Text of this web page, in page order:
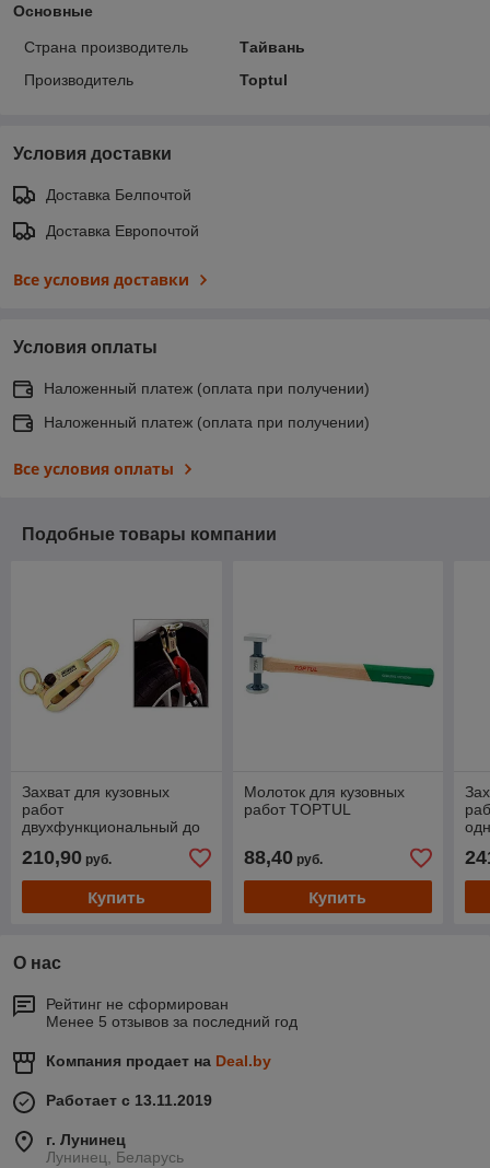
Основные
Страна производитель
Тайвань
Производитель
Toptul
Условия доставки
Доставка Белпочтой
Доставка Европочтой
Все условия доставки
Условия оплаты
Наложенный платеж (оплата при получении)
Наложенный платеж (оплата при получении)
Все условия оплаты
Подобные товары компании
Захват для кузовных
работ
двухфункциональный до
2,3 тонн малый TOPTUL
210,90 руб.
Купить
Молоток для кузовных
работ TOPTUL
88,40руб.
Купить
О нас
Рейтинг не сформирован
Менее 5 отзывов за последний год
Компания продает на Deal.by
Работает с 13.11.2019
г. Лунинец
Лунинец, Беларусь